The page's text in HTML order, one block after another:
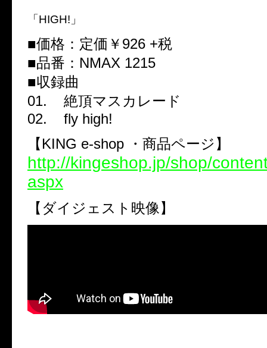
「HIGH!」
■価格：定価￥926 +税
■品番：NMAX 1215
■収録曲
01. 絶頂マスカレード
02. fly high!
【KING e-shop ・商品ページ】
http://kingeshop.jp/shop/
aspx
【ダイジェスト映像】